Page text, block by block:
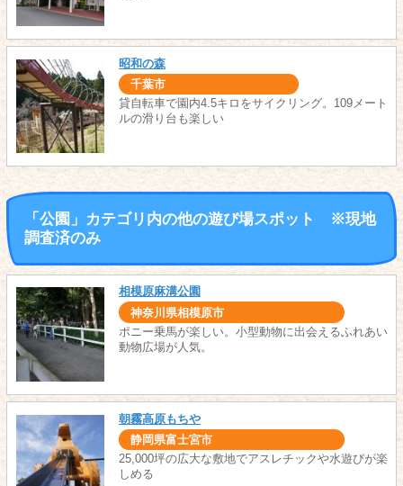
昭和の森
千葉市
貸自転車で園内4.5キロをサイクリング。109メート
ルの滑り台も楽しい
「公園」カテゴリ内の他の遊び場スポット ※現地
調査済のみ
相模原麻溝公園
神奈川県相模原市
ポニー乗馬が楽しい。小型動物に出会えるふれあい
動物広場が人気。
朝霧高原もちや
静岡県富士宮市
25,000坪の広大な敷地でアスレチックや水遊びが楽
しめる